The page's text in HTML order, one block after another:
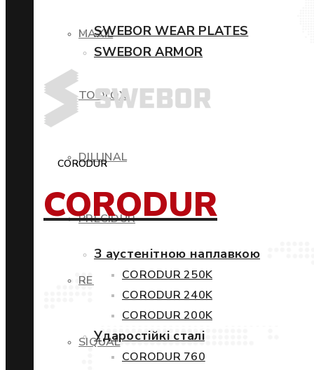
MAXIL
TOOLOX
DILLINAL
PRECIDUR
RESTIL
SIQUAL
SWEBOR WEAR PLATES
SWEBOR ARMOR
CORODUR
CORODUR
З аустенітною наплавкою
CORODUR 250K
CORODUR 240K
CORODUR 200K
Ударостійкі сталі
CORODUR 760